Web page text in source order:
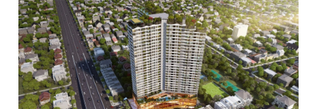
Trung Tâm Quận 6
Sở hữu vị trí vàng trên mặt tiền Hồng Bàng, D-Homme là dự
án căn hộ cao cấp hiếm hoi ngay lõi đô thị quận 6. Thiết kế
chuẩn Châu Âu, tiện ích đẳng cấp như hồ bơi vô cực, trung
tâm thương mại 4 tầng, khu vui chơi trẻ em & sky bar.
D-HOMME